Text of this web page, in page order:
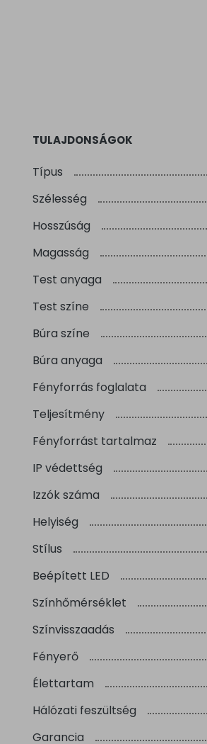
TULAJDONSÁGOK
Típus
Szélesség
Hosszúság
Magasság
Test anyaga
Test színe
Búra színe
Búra anyaga
Fényforrás foglalata
Teljesítmény
Fényforrást tartalmaz
IP védettség
Izzók száma
Helyiség
Stílus
Beépített LED
Színhőmérséklet
Színvisszaadás
Fényerő
Élettartam
Hálózati feszültség
Garancia